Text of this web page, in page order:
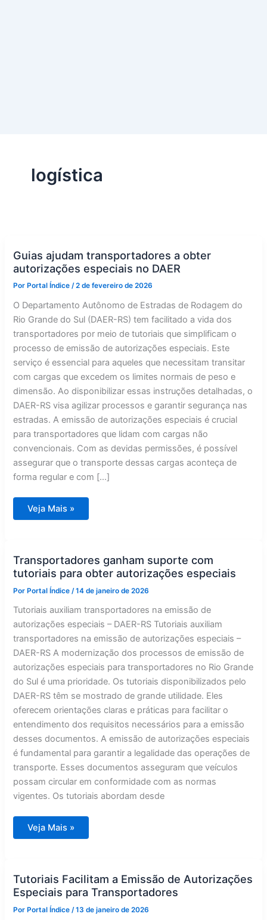
logística
Guias ajudam transportadores a obter
autorizações especiais no DAER
Por Portal Índice/2 de fevereiro de 2026
O Departamento Autônomo de Estradas de Rodagem do
Rio Grande do Sul (DAER-RS) tem facilitado a vida dos
transportadores por meio de tutoriais que simplificam o
processo de emissão de autorizações especiais. Este
serviço é essencial para aqueles que necessitam transitar
com cargas que excedem os limites normais de peso e
dimensão. Ao disponibilizar essas instruções detalhadas, o
DAER-RS visa agilizar processos e garantir segurança nas
estradas. A emissão de autorizações especiais é crucial
para transportadores que lidam com cargas não
convencionais. Com as devidas permissões, é possível
assegurar que o transporte dessas cargas aconteça de
forma regular e com […]
Guias
ajudam
especiais
no
DAER
Veja Mais »
Transportadores ganham suporte com
tutoriais para obter autorizações especiais
PorPortal Índice /14 de janeiro de 2026
Tutoriais auxiliam transportadores na emissão de
autorizações especiais – DAER-RS Tutoriais auxiliam
transportadores na emissão de autorizações especiais –
DAER-RS A modernização dos processos de emissão de
autorizações especiais para transportadores no Rio Grande
do Sul é uma prioridade. Os tutoriais disponibilizados pelo
DAER-RS têm se mostrado de grande utilidade. Eles
oferecem orientações claras e práticas para facilitar o
entendimento dos requisitos necessários para a emissão
desses documentos. A emissão de autorizações especiais
é fundamental para garantir a legalidade das operações de
transporte. Esses documentos asseguram que veículos
possam circular em conformidade com as normas
vigentes. Os tutoriais abordam desde
Transportadores
ganham
obter
autorizações
especiais
Veja Mais »
Tutoriais Facilitam a Emissão de Autorizações
Especiais para Transportadores
PorPortal Índice /13 de janeiro de 2026